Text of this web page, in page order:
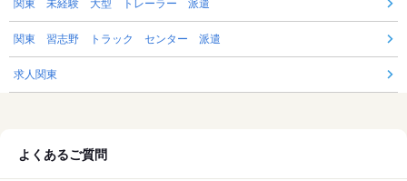
関東 未経験 大型 トレーラー 派遣
関東 習志野 トラック センター 派遣
求人関東
よくあるご質問